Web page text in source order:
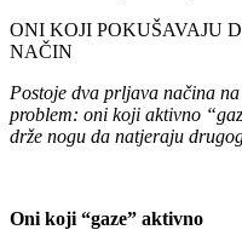
ONI KOJI POKUŠAVAJU
NAČIN
Postoje dva prljava načina
problem: oni koji aktivno
drže nogu da natjeraju
Oni koji “gaze” aktivno